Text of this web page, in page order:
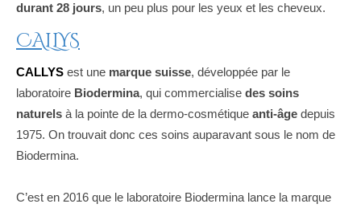
durant 28 jours, un peu plus pour les yeux et les cheveux.
CALLYS
CALLYS est une marque suisse, développée par le
laboratoire Biodermina, qui commercialise des soins
naturels à la pointe de la dermo-cosmétique anti-âge depuis
1975. On trouvait donc ces soins auparavant sous le nom de
Biodermina.
C’est en 2016 que le laboratoire Biodermina lance la marque